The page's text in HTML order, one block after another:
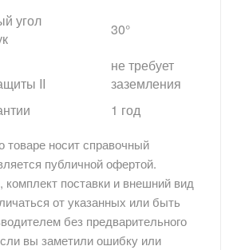
угол
30°
II
не требует
заземления
1 год
носит справочный
публичной офертой.
комплект поставки и внешний вид
от указанных или быть
без предварительного
вы заметили ошибку или